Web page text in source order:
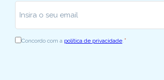
RGPD *
Concordo com a política de privacidade. *